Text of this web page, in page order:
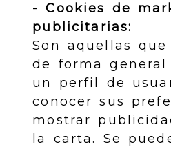
- Cookies de
publicitarias:
Son aquellas
de forma
un perfil de
conocer sus
mostrar
la carta. Se